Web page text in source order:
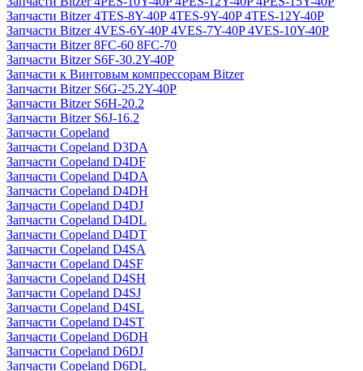
Запчасти Bitzer 4TES-8Y-40P 4TES-9Y-40P 4TES-12Y-40P
Запчасти Bitzer 4VES-6Y-40P 4VES-7Y-40P 4VES-10Y-40P
Запчасти Bitzer 8FC-60 8FC-70
Запчасти Bitzer S6F-30.2Y-40P
Запчасти к Винтовым компрессорам Bitzer
Запчасти Bitzer S6G-25.2Y-40P
Запчасти Bitzer S6H-20.2
Запчасти Bitzer S6J-16.2
Запчасти Copeland
Запчасти Copeland D3DA
Запчасти Copeland D4DF
Запчасти Copeland D4DA
Запчасти Copeland D4DH
Запчасти Copeland D4DJ
Запчасти Copeland D4DL
Запчасти Copeland D4DT
Запчасти Copeland D4SA
Запчасти Copeland D4SF
Запчасти Copeland D4SH
Запчасти Copeland D4SJ
Запчасти Copeland D4SL
Запчасти Copeland D4ST
Запчасти Copeland D6DH
Запчасти Copeland D6DJ
Запчасти Copeland D6DL